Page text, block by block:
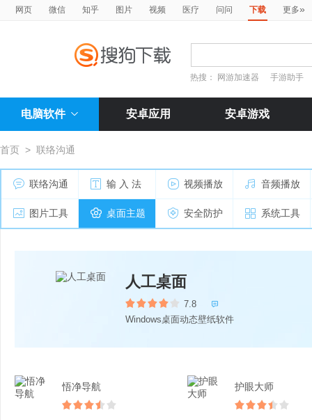
网页 微信 知乎 图片 视频 医疗 问问 下载 更多»
热搜： 网游加速器 手游助手
电脑软件 安卓应用 安卓游戏
首页 > 联络沟通
联络沟通 输 入 法 视频播放 音频播放
图片工具 桌面主题 安全防护 系统工具
人工桌面
7.8 
Windows桌面动态壁纸软件
悟净导航 护眼大师